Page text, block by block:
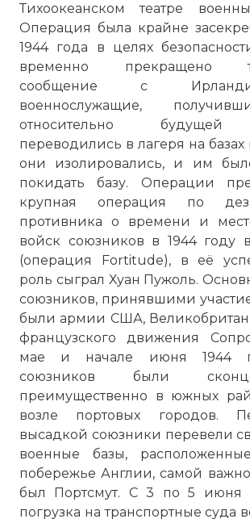
Тихоокеанском театре
Операция была крайне
1944 года в целях
временно прекращено
сообщение с
военнослужащие,
относительно будущей
переводились в лагеря на базах
они изолировались, и им
покидать базу. Операции
крупная операция по
противника о времени и
войск союзников в 1944 году
(операция Fortitude), в её
роль сыграл Хуан Пужоль.
союзников, принявшими
были армии США,
французского движения
мае и начале июня 1944
союзников были
преимущественно в южных
возле портовых городов.
высадкой союзники перевели
военные базы,
побережье Англии, самой
был Портсмут. С 3 по 5 июня
погрузка на транспортные суда